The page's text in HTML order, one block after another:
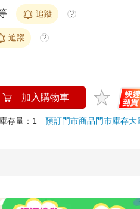
追蹤 ?
追蹤 ?
加入購物車
存量：1預訂門市商品門市庫存大
優券